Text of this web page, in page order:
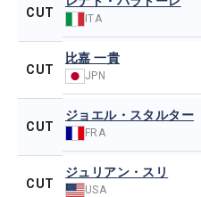
CUT ITA
CUT
比嘉 一貴
JPN
CUT
ジョエル・スタルター
FRA
CUT
ジュリアン・スリ
USA